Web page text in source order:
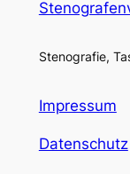
Stenografie,
Impressum
Datenschutz